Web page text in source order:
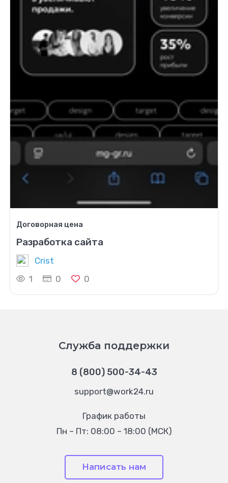
Договорная цена
Разработка сайта
Crist
1
0 0
Служба поддержки
8 (800) 500-34-43
support@work24.ru
График работы
Пн – Пт: 08:00 – 18:00 (МСК)
Написать нам